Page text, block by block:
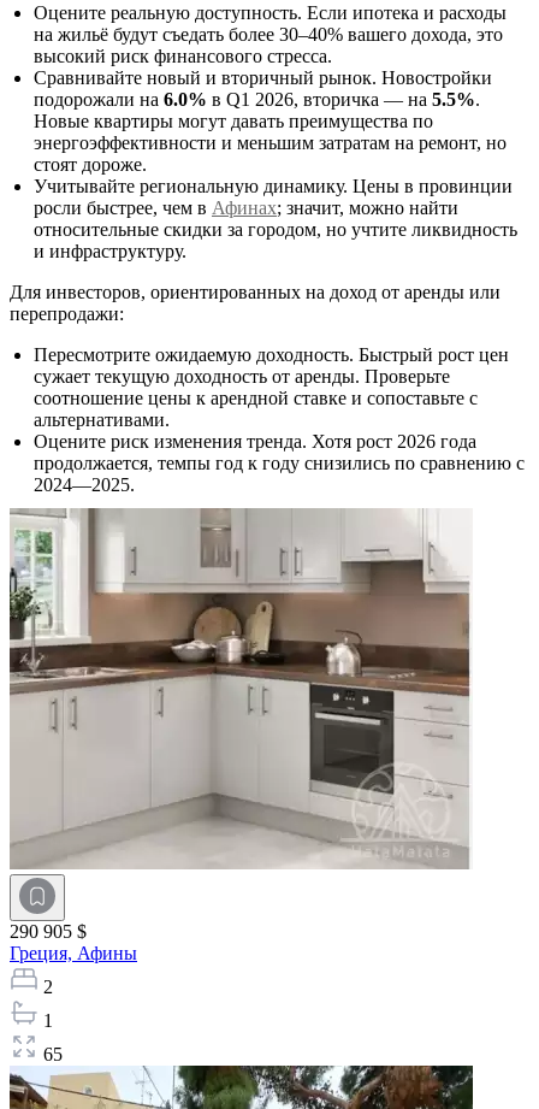
Оцените реальную доступность. Если ипотека и расходы
на жильё будут съедать более 30–40% вашего дохода, это
высокий риск финансового стресса.
Сравнивайте новый и вторичный рынок. Новостройки
подорожали на 6.0% в Q1 2026, вторичка — на 5.5%.
Новые квартиры могут давать преимущества по
энергоэффективности и меньшим затратам на ремонт, но
стоят дороже.
Учитывайте региональную динамику. Цены в провинции
росли быстрее, чем в Афинах; значит, можно найти
относительные скидки за городом, но учтите ликвидность
и инфраструктуру.
Для инвесторов, ориентированных на доход от аренды или
перепродажи:
Пересмотрите ожидаемую доходность. Быстрый рост цен
сужает текущую доходность от аренды. Проверьте
соотношение цены к арендной ставке и сопоставьте с
альтернативами.
Оцените риск изменения тренда. Хотя рост 2026 года
продолжается, темпы год к году снизились по сравнению с
2024—2025.
290 905 $
Греция, Афины
2
1
65